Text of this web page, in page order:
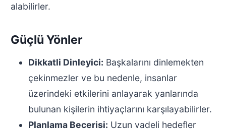
alabilirler.
Güçlü Yönler
Dikkatli Dinleyici: Başkalarını dinlemekten
çekinmezler ve bu nedenle, insanlar
üzerindeki etkilerini anlayarak yanlarında
bulunan kişilerin ihtiyaçlarını karşılayabilirler.
Planlama Becerisi: Uzun vadeli hedefler